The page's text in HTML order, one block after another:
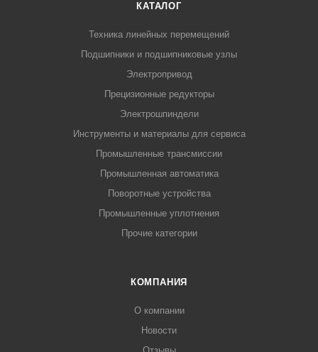
КАТАЛОГ
Техника линейных перемещений
Подшипники и подшипниковые узлы
Электропривод
Прецизионные редукторы
Электрошпиндели
Инструменты и материалы для сервиса
Промышленные трансмиссии
Промышленная автоматика
Поворотные устройства
Промышленные уплотнения
Прочие категории
КОМПАНИЯ
О компании
Новости